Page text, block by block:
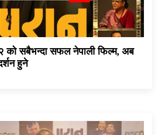
को सबैभन्दा सफल नेपाली फिल्म, अब
हुने